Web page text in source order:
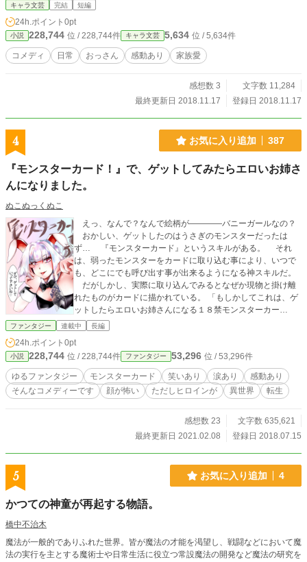
キャラ文芸 完結 短編
24h.ポイント 0pt
小説 228,744 位 / 228,744件 キャラ文芸 5,634 位 / 5,634件
コメディ 日常 おっさん 感動あり 家族愛
感想数 3
文字数 11,284
最終更新日 2018.11.17
登録日 2018.11.17
4 お気に入り追加 387
『モンスターカード！』で、ゲットしてみたらエロいお姉さ
んになりました。
ぬこぬっくぬこ
えっ、なんで？なんで絵柄が――――バニーガールなの？
おかしい、ゲットしたのはうさぎのモンスターだったは
ず… 『モンスターカード』というスキルがある。 それ
は、弱ったモンスターをカードに取り込む事により、いつで
も、どこにでも呼び出す事が出来るようになる神スキルだ。
だがしかし、実際に取り込んでみるとなぜか現物と掛け離
れたものがカードに描かれている。 「もしかしてこれは、ゲ
ットしたらエロいお姉さんになる１８禁モンスターカー
ド！？」 注）当作品は決してエロいお話ではありません☆
ファンタジー 連載中 長編
24h.ポイント 0pt
小説 228,744 位 / 228,744件 ファンタジー 53,296 位 / 53,296件
ゆるファンタジー モンスターカード 笑いあり 涙あり
感動あり
そんなコメディーです
顔が怖い ただしヒロインが 異世界 転生
感想数 23
文字数 635,621
最終更新日 2021.02.08
登録日 2018.07.15
5 お気に入り追加 4
かつての神童が再起する物語。
橋中不治木
魔法が一般的でありふれた世界。皆が魔法の才能を渇望し、戦闘などにおいて魔
法の実行を主とする魔術士や日常生活に役立つ常設魔法の開発など魔法の研究を